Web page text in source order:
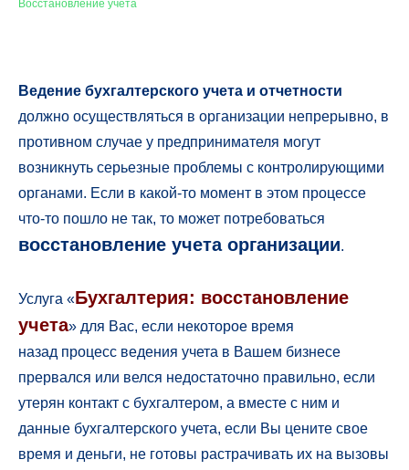
Восстановление учета
Ведение бухгалтерского учета и отчетности
должно осуществляться в организации непрерывно, в
противном случае у предпринимателя могут
возникнуть серьезные проблемы с контролирующими
органами. Если в какой-то момент в этом процессе
что-то пошло не так, то может потребоваться
восстановление учета организации.
Услуга «Бухгалтерия: восстановление
учета» для Вас, если некоторое время
назад процесс ведения учета в Вашем бизнесе
прервался или велся недостаточно правильно, если
утерян контакт с бухгалтером, а вместе с ним и
данные бухгалтерского учета, если Вы цените свое
время и деньги, не готовы растрачивать их на вызовы